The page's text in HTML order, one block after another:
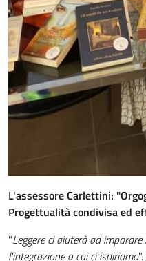
L'assessore Carlettini:
Progettualità condivisa ed
"Leggere ci aiuterà ad
l'integrazione a cui ci ispiriamo